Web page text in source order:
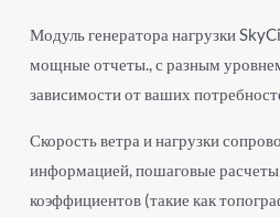
Модуль генератора нагрузки
мощные отчеты., с разным
зависимости от ваших
Скорость ветра и нагрузки
информацией, пошаговые
коэффициентов (такие как